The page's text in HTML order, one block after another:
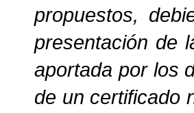
propuestos,
presentación de
aportada por los
de un certificado